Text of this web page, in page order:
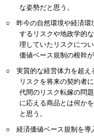
な姿勢だと思う。
昨今の自然環境や経済環
するリスクや地政学的
理していたリスクにつ
価値ベース規制の根幹
実質的な経営体力を超え
リスクを将来の契約者
代間のリスク転嫁の問
に応える商品とは何か
と思う。
経済価値ベース規制を導